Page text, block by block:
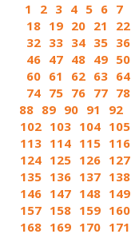
1 2 3 4 5 6 7
18 19 20 21 22
32 33 34 35 36
46 47 48 49 50
60 61 62 63 64
74 75 76 77 78
88 89 90 91 92
102 103 104 105
113 114 115 116
124 125 126 127
135 136 137 138
146 147 148 149
157 158 159 160
168 169 170 171